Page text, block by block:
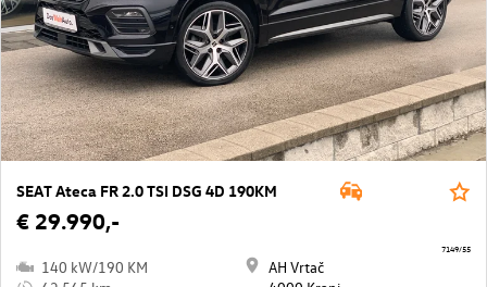
SEAT Ateca FR 2.0 TSI DSG 4D 190KM
€ 29.990,-
140 kW/190 KM
AH Vrtač
7149/55